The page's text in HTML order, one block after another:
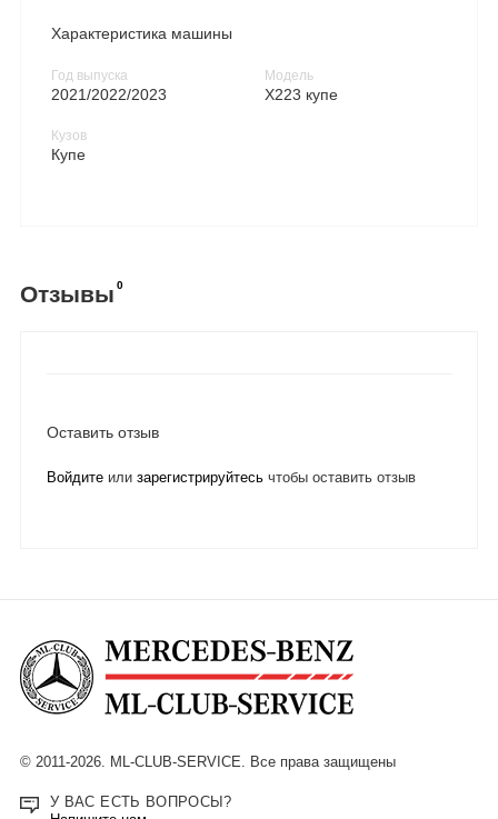
Характеристика машины
Год выпуска
2021/2022/2023
Кузов
Купе
Модель
X223 купе
Отзывы 0
Оставить отзыв
Войдитеили зарегистрируйтесьчтобы оставить отзыв
© 2011-2026. ML-CLUB-SERVICE. Все права защищены
У ВАС ЕСТЬ ВОПРОСЫ?